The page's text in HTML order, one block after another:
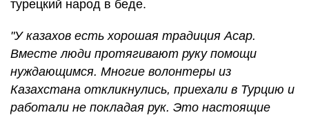
турецкий народ в беде.
"У казахов есть хорошая традиция Асар.
Вместе люди протягивают руку помощи
нуждающимся. Многие волонтеры из
Казахстана откликнулись, приехали в Турцию и
работали не покладая рук. Это настоящие